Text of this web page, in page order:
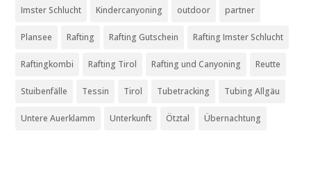
Imster Schlucht Kindercanyoning outdoor partner
Plansee Rafting Rafting Gutschein Rafting Imster Schlucht
Raftingkombi Rafting Tirol Rafting und Canyoning Reutte
Stuibenfälle Tessin Tirol Tubetracking Tubing Allgäu
Untere Auerklamm Unterkunft Ötztal Übernachtung